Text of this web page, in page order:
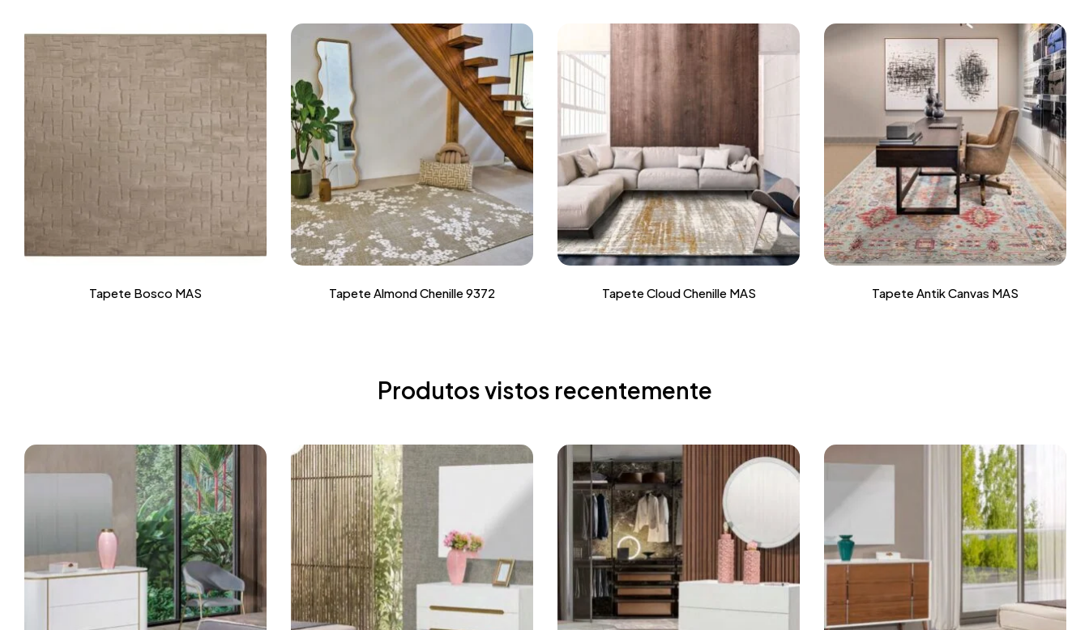
Tapete Bosco MAS Tapete Almond Chenille 9372 Tapete Cloud Chenille MAS Tapete Antik Canvas MAS
Produtos vistos recentemente